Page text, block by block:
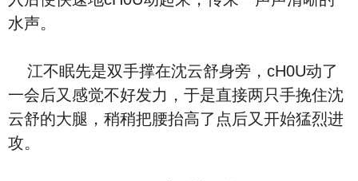
水声。
江不眠先是双手撑在沈云舒身旁，cH0U动了
一会后又感觉不好发力，于是直接两只手挽住沈
云舒的大腿，稍稍把腰抬高了点后又开始猛烈进
攻。